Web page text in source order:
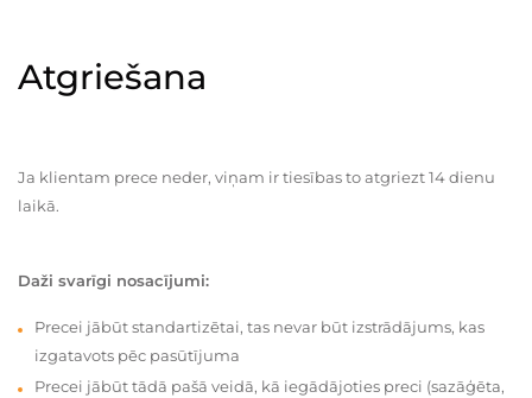
Atgriešana
Ja klientam prece neder, viņam ir tiesības to atgriezt 14 dienu
laikā.
Daži svarīgi nosacījumi:
Precei jābūt standartizētai, tas nevar būt izstrādājums, kas
izgatavots pēc pasūtījuma
Precei jābūt tādā pašā veidā, kā iegādājoties preci (sazāģēta,